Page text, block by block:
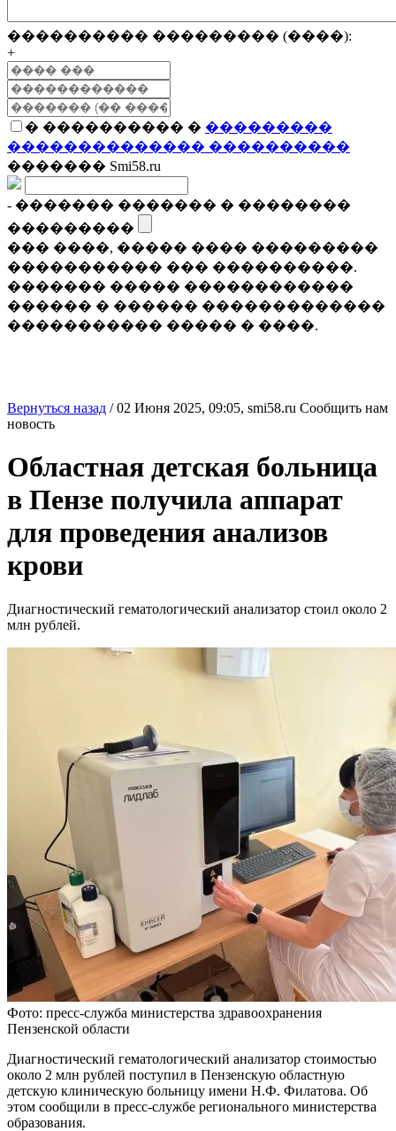
���������� ��������� (����):
+
� ���������� � ���������
�������������� ����������
������� Smi58.ru
- ������� ������� � ��������
���������
��� ����, ����� ���� ���������
����������� ��� ����������.
������� ����� ������������
������ � ������ �������������
����������� ����� � ����.
Вернуться назад /02 Июня 2025, 09:05, smi58.ru Сообщить нам
новость
Областная детская больница
в Пензе получила аппарат
для проведения анализов
крови
Диагностический гематологический анализатор стоил около 2
млн рублей.
Фото: пресс-служба министерства здравоохранения
Пензенской области
Диагностический гематологический анализатор стоимостью
около 2 млн рублей поступил в Пензенскую областную
детскую клиническую больницу имени Н.Ф. Филатова. Об
этом сообщили в пресс-службе регионального министерства
образования.